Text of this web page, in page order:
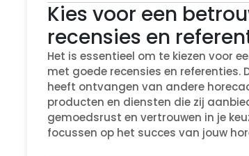
Kies voor een
recensies en
Het is essentieel om te kiezen voor
met goede recensies en referenties.
heeft ontvangen van andere
producten en diensten die zij
gemoedsrust en vertrouwen in je
focussen op het succes van jouw